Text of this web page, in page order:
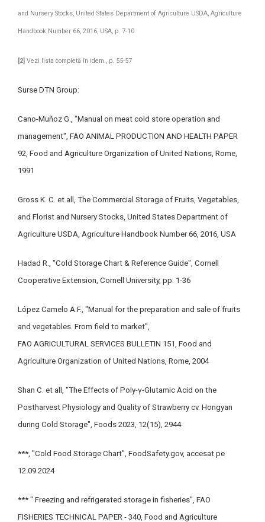
and Nursery Stocks, United States Department of Agriculture USDA, Agriculture
Handbook Number 66, 2016, USA, p. 7-10
[2] Vezi lista completă în idem., p. 55-57
Surse DTN Group:
Cano-Muñoz G., "Manual on meat cold store operation and
management", FAO ANIMAL PRODUCTION AND HEALTH PAPER
92 , Food and Agriculture Organization of United Nations, Rome,
1991
Gross K. C. et all, The Commercial Storage of Fruits, Vegetables,
and Florist and Nursery Stocks , United States Department of
Agriculture USDA, Agriculture Handbook Number 66, 2016, USA
Hadad R., "Cold Storage Chart & Reference Guide", Cornell
Cooperative Extension , Cornell University, pp. 1-36
López Camelo A.F., "Manual for the preparation and sale of fruits
and vegetables. From field to market",
FAO AGRICULTURAL SERVICES BULLETIN 151 , Food and
Agriculture Organization of United Nations, Rome, 2004
Shan C. et all, "The Effects of Poly-γ-Glutamic Acid on the
Postharvest Physiology and Quality of Strawberry cv. Hongyan
during Cold Storage", Foods 2023, 12(15), 2944
***, "Cold Food Storage Chart", FoodSafety.gov, accesat pe
12.09.2024
*** " Freezing and refrigerated storage in fisheries", FAO
FISHERIES TECHNICAL PAPER - 340, Food and Agriculture